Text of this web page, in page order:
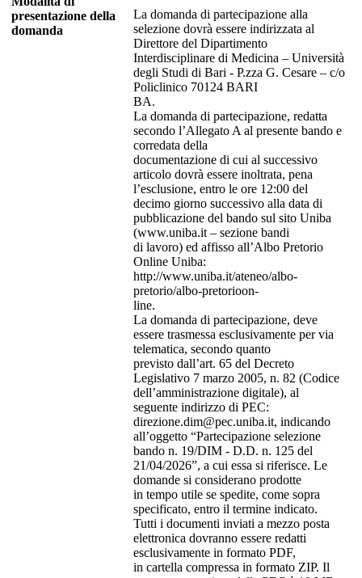
presentazione della
domanda
La domanda di partecipazione alla
selezione dovrà essere indirizzata al
Direttore del Dipartimento
Interdisciplinare di Medicina – Università
degli Studi di Bari - P.zza G. Cesare – c/o
Policlinico 70124 BARI
BA.
La domanda di partecipazione, redatta
secondo l’Allegato A al presente bando e
corredata della
documentazione di cui al successivo
articolo dovrà essere inoltrata, pena
l’esclusione, entro le ore 12:00 del
decimo giorno successivo alla data di
pubblicazione del bando sul sito Uniba
(www.uniba.it – sezione bandi
di lavoro) ed affisso all’Albo Pretorio
Online Uniba:
http://www.uniba.it/ateneo/albo-
pretorio/albo-pretorioon-
line.
La domanda di partecipazione, deve
essere trasmessa esclusivamente per via
telematica, secondo quanto
previsto dall’art. 65 del Decreto
Legislativo 7 marzo 2005, n. 82 (Codice
dell’amministrazione digitale), al
seguente indirizzo di PEC:
direzione.dim@pec.uniba.it, indicando
all’oggetto “Partecipazione selezione
bando n. 19/DIM - D.D. n. 125 del
21/04/2026”, a cui essa si riferisce. Le
domande si considerano prodotte
in tempo utile se spedite, come sopra
specificato, entro il termine indicato.
Tutti i documenti inviati a mezzo posta
elettronica dovranno essere redatti
esclusivamente in formato PDF,
in cartella compressa in formato ZIP. Il